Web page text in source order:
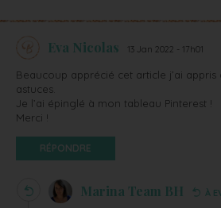
Eva Nicolas 13 Jan 2022 - 17h01
Beaucoup apprécié cet article j’ai
astuces.
Je l’ai épinglé à mon tableau Pinterest !
Merci !
RÉPONDRE
Marina Team BH À